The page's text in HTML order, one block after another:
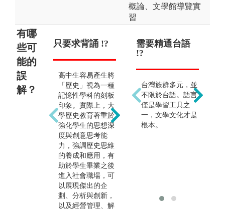
概論、文學館導覽實
習
有哪
些可
能的
誤
解？
只要求背誦 !?
高中生容易產生將
「歷史」視為一種
記憶性學科的刻板
印象。實際上，大
學歷史教育著重於
強化學生的思想深
度與創意思考能
力，強調歷史思維
的養成和應用，有
助於學生畢業之後
進入社會職場，可
以展現傑出的企
劃、分析與創新，
以及經營管理、解
畢業後只能當
教職與公職 !?
很多人認為歷史學
類出來後只能當老
師或文化行政，事
實上歷史學類的出
路廣得很，例如：
等等，都是我們極
需要精通台語
!?
台灣族群多元，並
不限於台語。語言
僅是學習工具之
一，文學文化才是
根本。